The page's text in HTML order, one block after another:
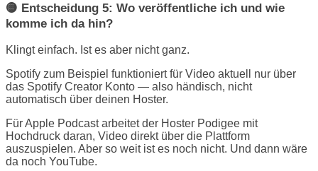
🟡 Entscheidung 5: Wo veröffentliche ich und wie
komme ich da hin?
Klingt einfach. Ist es aber nicht ganz.
Spotify zum Beispiel funktioniert für Video aktuell nur über
das Spotify Creator Konto — also händisch, nicht
automatisch über deinen Hoster.
Für Apple Podcast arbeitet der Hoster Podigee mit
Hochdruck daran, Video direkt über die Plattform
auszuspielen. Aber so weit ist es noch nicht. Und dann wäre
da noch YouTube.